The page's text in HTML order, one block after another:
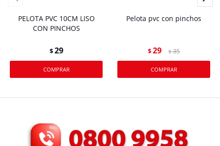
PELOTA PVC 10CM LISO
CON PINCHOS
$29
Pelota pvc con pinchos
$29 $ 35